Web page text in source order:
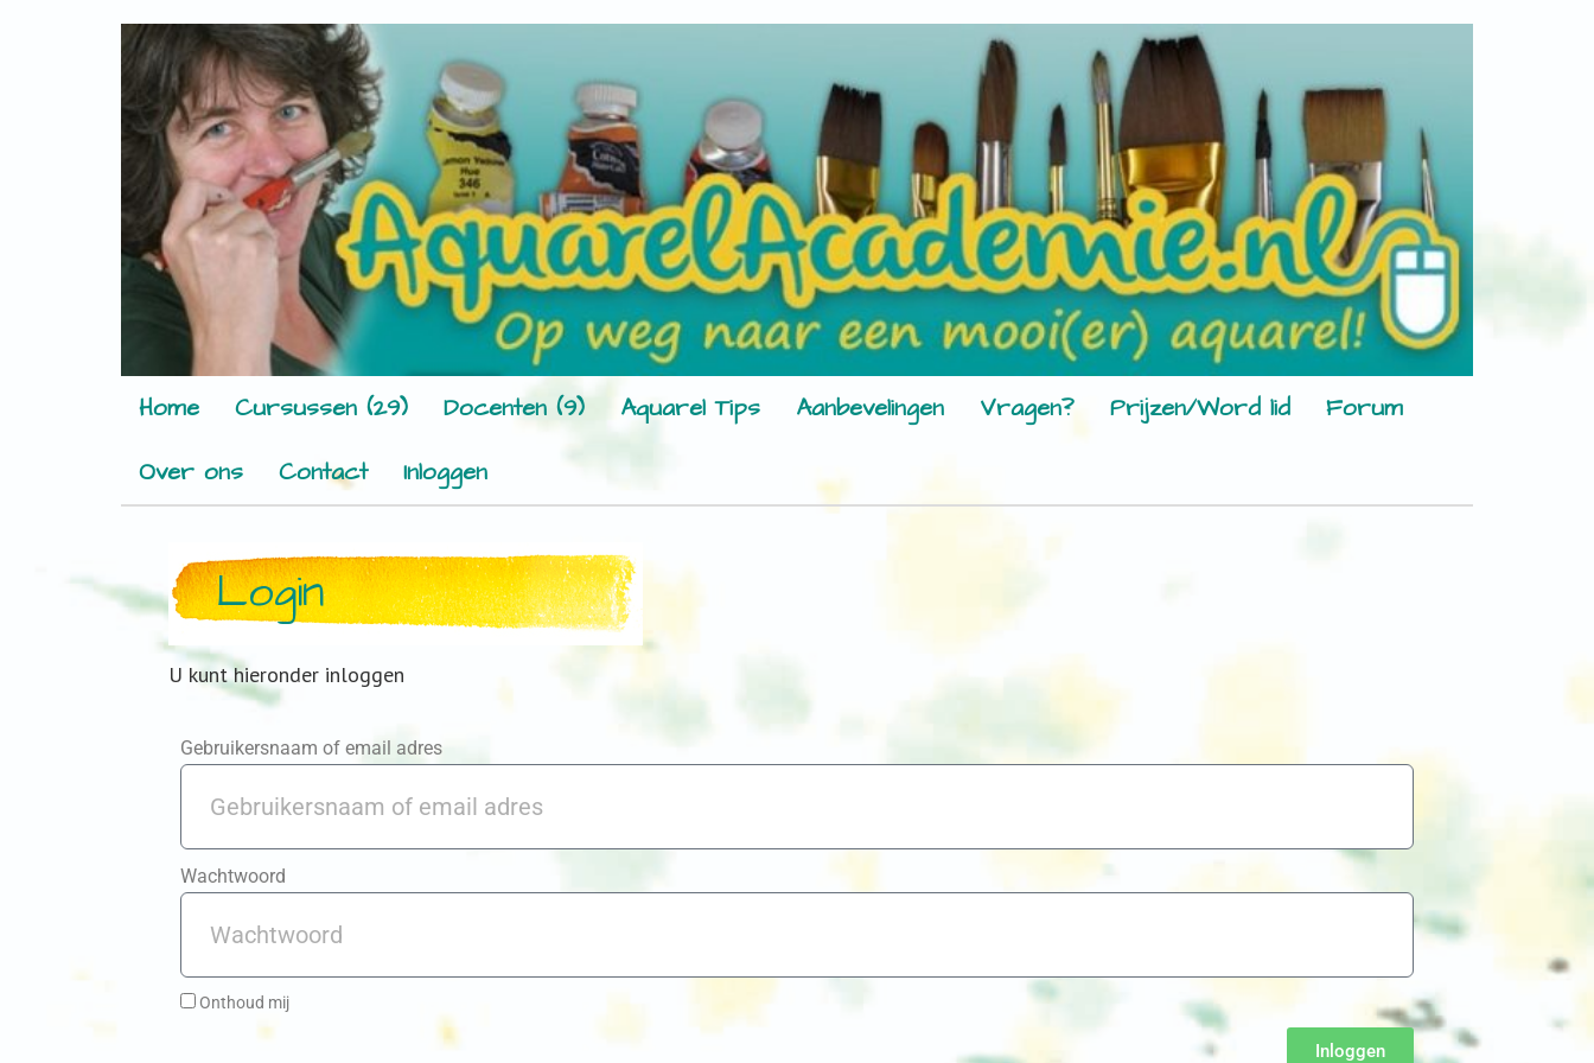
Home Cursussen (29) Docenten (9) Aquarel Tips Aanbevelingen Vragen? Prijzen/Word lid
Forum
Over ons
Contact Inloggen
Login
U kunt hieronder inloggen
Gebruikersnaam of email adres
Wachtwoord
Onthoud mij
Inloggen